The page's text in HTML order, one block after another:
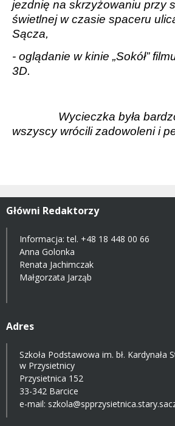
jezdnię na skrzyżowaniu przy
świetlnej w czasie spaceru
Sącza,
- oglądanie w kinie „Sokół”
3D.
Wycieczka była
wszyscy wrócili zadowoleni i
Główni Redaktorzy
Informacja: tel. +48 18 448 00 66
Anna Golonka
Renata Jachimczak
Małgorzata Jarząb
Adres
Szkoła Podstawowa im. bł. Kardynała
w Przysietnicy
Przysietnica 152
33-342 Barcice
e-mail: